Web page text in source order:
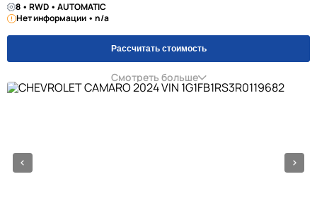
8 • RWD • AUTOMATIC
Нет информации • n/a
Рассчитать стоимость
Смотреть больше